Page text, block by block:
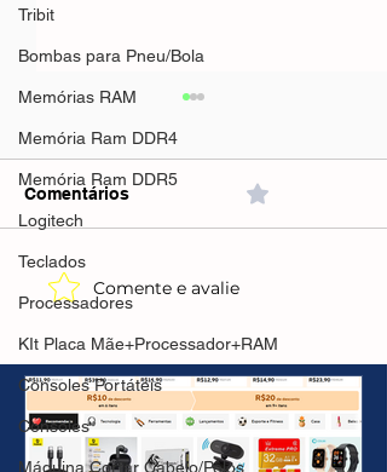
Tribit
Bombas para Pneu/Bola
Memórias RAM
Memória Ram DDR4
Memória Ram DDR5
Logitech
Teclados
Processadores
KIt Placa Mãe+Processador+RAM
Consoles Portáteis
Consoles
Máquina Cortar Cabelo/Pêlos
XIAOMI QCY MeloBuds
Pro Fones Bluetooth 5.3
(AliExpress)🇧🇷Envio
Brasil-R$191,79/Envio
China-R$189,82
Comentários
Comente e avalie